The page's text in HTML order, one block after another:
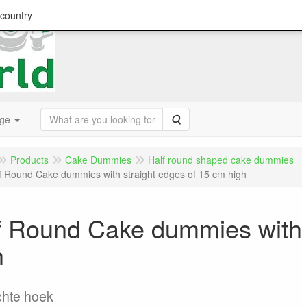
Search
Products Cake Dummies
Half round shaped cake dummies
Round Cake dummies with straight edges of 15 cm high
Round Cake dummies
hoek